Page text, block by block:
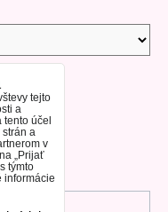
tejto
a
účel
a
v
„Prijať
týmto
informácie